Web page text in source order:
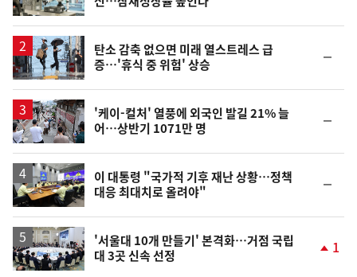
일
탄소 감축 없으면 미래 열스트레스 급
증…'휴식 중 위험' 상승
일
'케이-컬처' 열풍에 외국인 발길 21% 늘
어…상반기 1071만 명
일
이 대통령 "국가적 기후 재난 상황…정책
대응 최대치로 올려야"
일
'서울대 10개 만들기' 본격화…거점 국립
대 3곳 신속 선정
1